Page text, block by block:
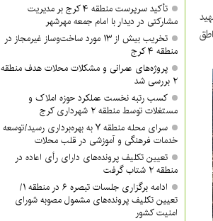
شهید
تأکید سرپرست منطقه ۴ کرج بر مدیریت
مشارکتی در دیدار با امام جمعه مهرشهر
تخریب بیش از ۱۳ مورد ساخت‌وساز غیرمجاز در
منطقه ۴ کرج
پروژه‌های عمرانی و مشکلات محلات هدف منطقه
۲ بررسی شد
کسب رتبه نخست عملکرد حوزه املاک و
مستغلات توسط منطقه ۲ شهرداری کرج
سرای محله منطقه ۷ به بهره‌برداری رسید/توسعه
خدمات فرهنگی و آموزشی در قلب محلات
تعیین تکلیف پرونده‌های دارای رأی اعاده در
منطقه ۲ شتاب گرفت
ادامه برگزاری جلسات تبصره ۶ در منطقه ۱/
تعیین تکلیف پرونده‌های مشمول مصوبه شورای
امنیت کشور